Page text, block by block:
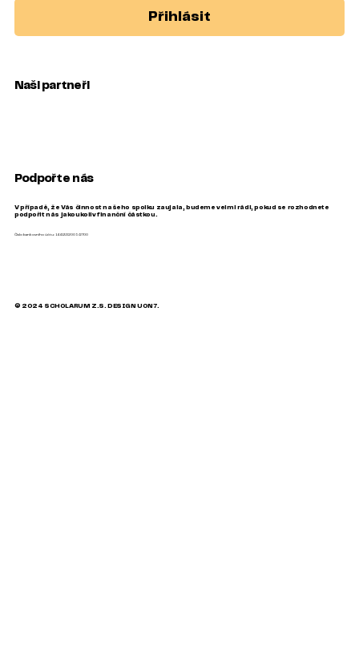
Naši partneři
Podpořte nás
V případě, že Vás činnost našeho spolku zaujala, budeme velmi rádi, pokud se rozhodnete
podpořit nás jakoukoliv finanční částkou.
Číslo bankovního účtu: 1441332005/2700
© 2024 SCHOLARUM Z.S. DESIGN UON7.
Přihlásit